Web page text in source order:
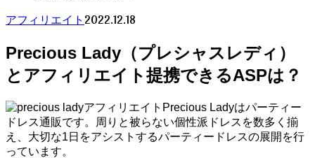
アフィリエイト 2022.12.18
Precious Lady（プレシャスレディ）
とアフィリエイト提携できるASPは？
Precious Ladyはパーティー
ドレス通販です。周りと被らない個性派ドレスを数多く揃
え、大切な1日をアシストするパーティードレスの展開を行
っています。